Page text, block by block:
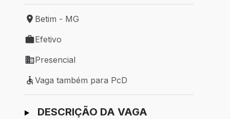
Local de trabalho: Betim - MG
Betim - MG
Tipo de vaga: Efetivo
Efetivo
Modelo de trabalho: Presencial
Presencial
Vaga também para PcD
Vaga também para PcD
Ir para candidatura
DESCRIÇÃO DA VAGA